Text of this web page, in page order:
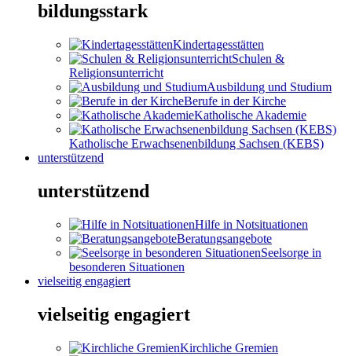
bildungsstark
Kindertagesstätten
Schulen &
Religionsunterricht
Ausbildung und Studium
Berufe in der Kirche
Katholische Akademie
Katholische Erwachsenenbildung Sachsen (KEBS)
unterstützend
unterstützend
Hilfe in Notsituationen
Beratungsangebote
Seelsorge in
besonderen Situationen
vielseitig engagiert
vielseitig engagiert
Kirchliche Gremien